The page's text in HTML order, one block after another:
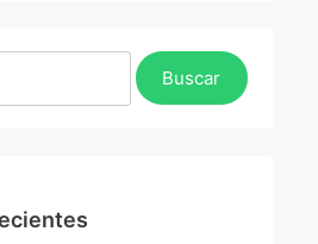
Ecoarte